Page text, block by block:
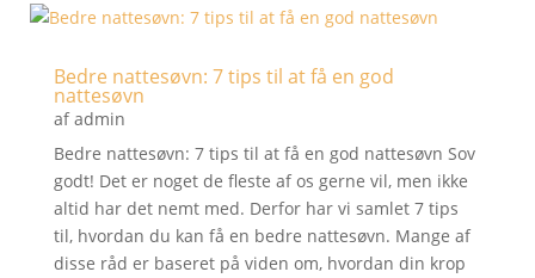
Bedre nattesøvn: 7 tips til at få en god
nattesøvn
afadmin
Bedre nattesøvn: 7 tips til at få en god nattesøvn Sov
godt! Det er noget de fleste af os gerne vil, men ikke
altid har det nemt med. Derfor har vi samlet 7 tips
til, hvordan du kan få en bedre nattesøvn. Mange af
disse råd er baseret på viden om, hvordan din krop